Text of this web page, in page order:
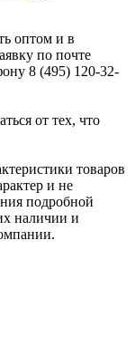
оптом и в
по почте
8 (495) 120-32-
от тех, что
товаров
и не
подробной
наличии и